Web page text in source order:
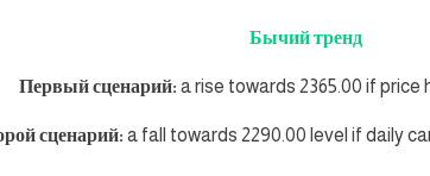
Бычий тренд
Первый сценарий: a rise towards 2365.00 if price
сценарий: a fall towards 2290.00 level if daily